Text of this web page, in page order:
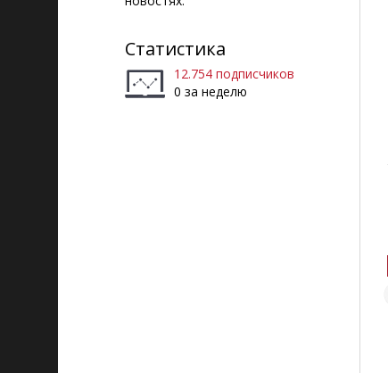
Статистика
12.754 подписчиков
0 за неделю